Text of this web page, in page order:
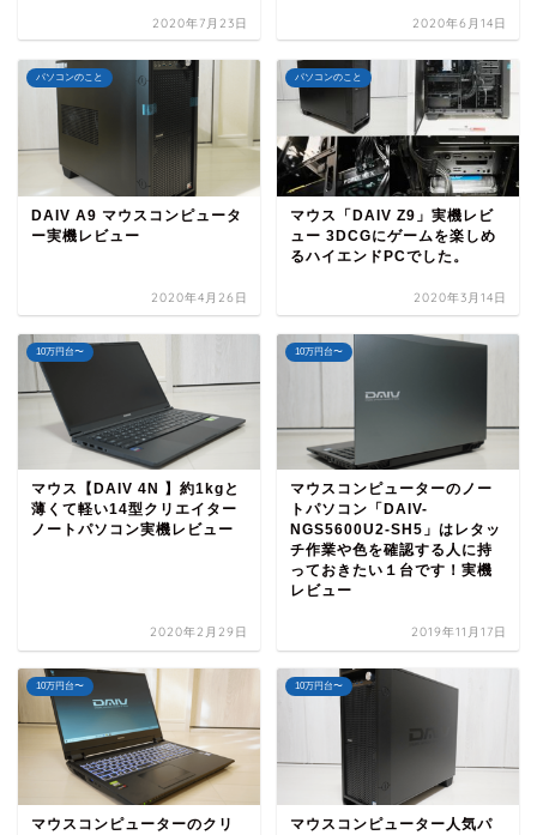
2020年7月23日 2020年6月14日
パソコンのこと
DAIV A9 マウスコンピュータ
ー実機レビュー
2020年4月26日
パソコンのこと
マウス「DAIV Z9」実機レビ
ュー 3DCGにゲームを楽しめ
るハイエンドPCでした。
2020年3月14日
10万円台〜
マウス【DAIV 4N 】約1kgと
薄くて軽い14型クリエイター
ノートパソコン実機レビュー
2020年2月29日
10万円台〜
マウスコンピューターのノー
トパソコン「DAIV-
NGS5600U2-SH5」はレタッ
チ作業や色を確認する人に持
っておきたい１台です！実機
レビュー
2019年11月17日
10万円台〜
マウスコンピューターのクリ
10万円台〜
マウスコンピューター人気パ